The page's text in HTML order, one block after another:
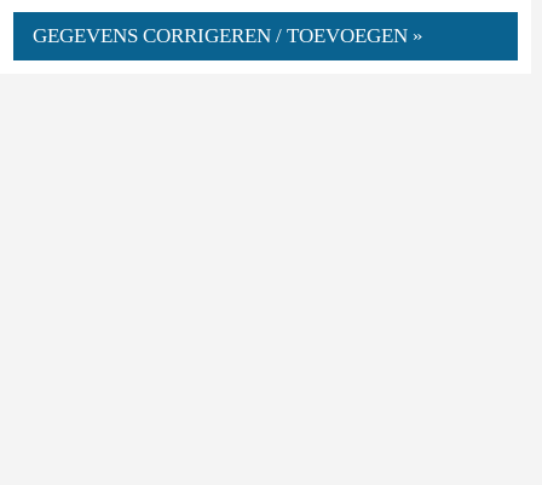
GEGEVENS CORRIGEREN / TOEVOEGEN »